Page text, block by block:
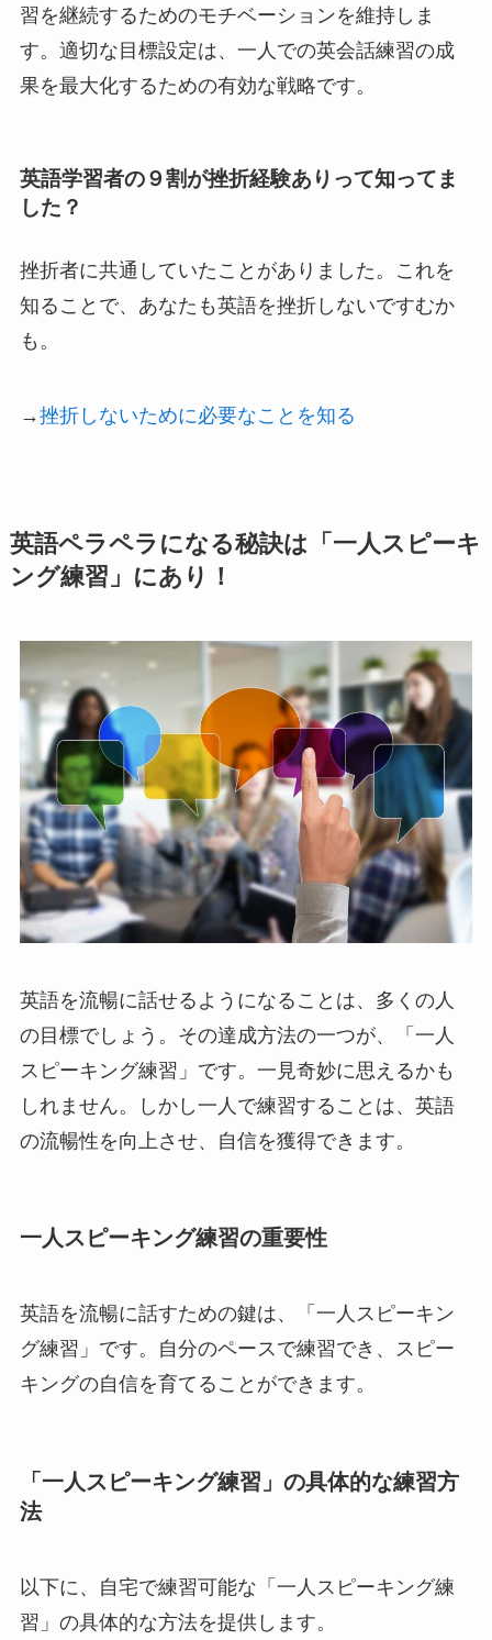
習を継続するためのモチベーションを維持しま
す。適切な目標設定は、一人での英会話練習の成
果を最大化するための有効な戦略です。
英語学習者の９割が挫折経験ありって知ってま
した？
挫折者に共通していたことがありました。これを
知ることで、あなたも英語を挫折しないですむか
も。
→挫折しないために必要なことを知る
英語ペラペラになる秘訣は「一人スピーキ
ング練習」にあり！
英語を流暢に話せるようになることは、多くの人
の目標でしょう。その達成方法の一つが、「一人
スピーキング練習」です。一見奇妙に思えるかも
しれません。しかし一人で練習することは、英語
の流暢性を向上させ、自信を獲得できます。
一人スピーキング練習の重要性
英語を流暢に話すための鍵は、「一人スピーキン
グ練習」です。自分のペースで練習でき、スピー
キングの自信を育てることができます。
「一人スピーキング練習」の具体的な練習方
法
以下に、自宅で練習可能な「一人スピーキング練
習」の具体的な方法を提供します。